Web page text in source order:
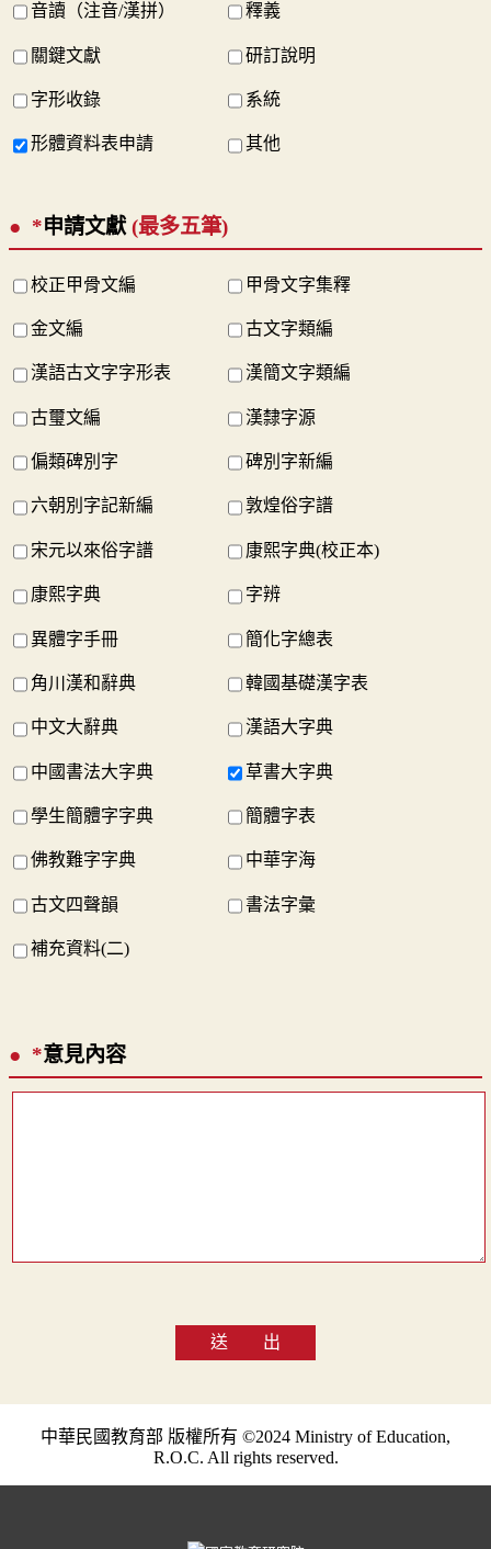
音讀（注音/漢拼） 釋義
關鍵文獻 研訂說明
字形收錄 系統
形體資料表申請 其他
*申請文獻 (最多五筆)
校正甲骨文編 甲骨文字集釋
金文編 古文字類編
漢語古文字字形表 漢簡文字類編
古璽文編 漢隸字源
偏類碑別字 碑別字新編
六朝別字記新編 敦煌俗字譜
宋元以來俗字譜 康熙字典(校正本)
康熙字典 字辨
異體字手冊 簡化字總表
角川漢和辭典 韓國基礎漢字表
中文大辭典 漢語大字典
中國書法大字典 草書大字典
學生簡體字字典 簡體字表
佛教難字字典 中華字海
古文四聲韻 書法字彙
補充資料(二)
*意見內容
送 出
中華民國教育部 版權所有 ©2024 Ministry of Education,
R.O.C. All rights reserved.